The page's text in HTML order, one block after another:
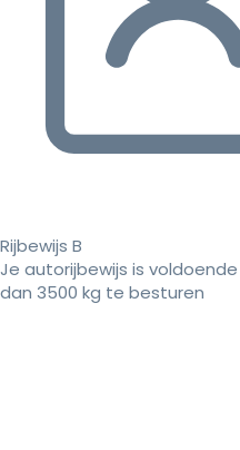
Rijbewijs B
Je autorijbewijs is
dan 3500 kg te besturen